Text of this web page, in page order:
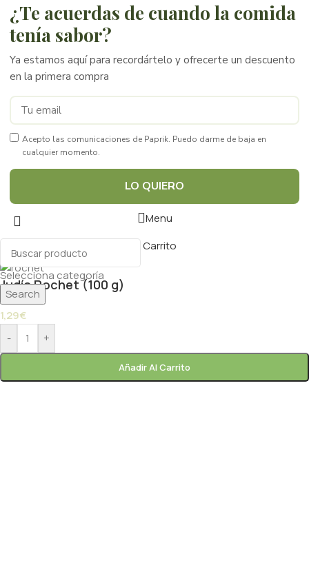
¿Te acuerdas de cuando la comida
tenía sabor?
Ya estamos aquí para recordártelo y ofrecerte un descuento
en la primera compra
Acepto las comunicaciones de Paprik. Puedo darme de baja en
cualquier momento.
LO QUIERO
Selecciona categoría
Search
Menu
Carrito
Judía Rochet (100 g)
1,29€
-
+
Añadir Al Carrito